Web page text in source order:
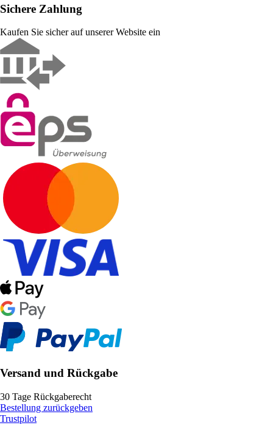
Sichere Zahlung
Kaufen Sie sicher auf unserer Website ein
Versand und Rückgabe
30 Tage Rückgaberecht
Bestellung zurückgeben
Trustpilot